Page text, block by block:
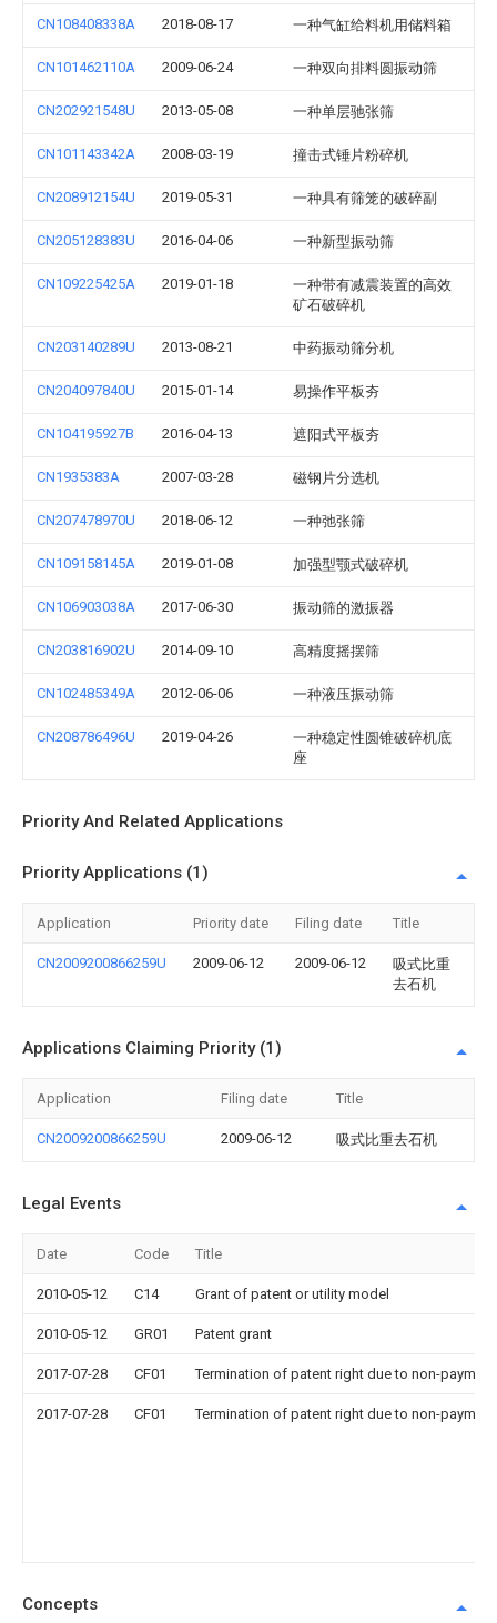
CN108408338A 2018-08-17 一种气缸给料机用储料箱
CN101462110A 2009-06-24 一种双向排料圆振动筛
CN202921548U 2013-05-08 一种单层驰张筛
CN101143342A 2008-03-19 撞击式锤片粉碎机
CN208912154U 2019-05-31 一种具有筛笼的破碎副
CN205128383U 2016-04-06 一种新型振动筛
CN109225425A 2019-01-18
一种带有减震装置的高效
矿石破碎机
CN203140289U 2013-08-21 中药振动筛分机
CN204097840U 2015-01-14 易操作平板夯
CN104195927B 2016-04-13 遮阳式平板夯
CN1935383A 2007-03-28 磁钢片分选机
CN207478970U 2018-06-12 一种弛张筛
CN109158145A 2019-01-08 加强型颚式破碎机
CN106903038A 2017-06-30 振动筛的激振器
CN203816902U 2014-09-10 高精度摇摆筛
CN102485349A 2012-06-06 一种液压振动筛
CN208786496U 2019-04-26
一种稳定性圆锥破碎机底
座
Priority And Related Applications
Priority Applications (1)
Application Priority date Filing date Title
CN2009200866259U 2009-06-12 2009-06-12
吸式比重
去石机
Applications Claiming Priority (1)
Application Filing date Title
CN2009200866259U 2009-06-12 吸式比重去石机
Legal Events
Date Code Title
2010-05-12 C14 Grant of patent or utility model
2010-05-12 GR01 Patent grant
2017-07-28 CF01 Termination of patent right due to non-
2017-07-28 CF01 Termination of patent right due to non-
Concepts